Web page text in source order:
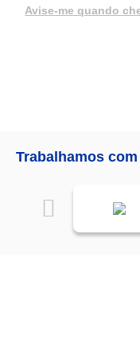
Avise-me quando
Trabalhamos